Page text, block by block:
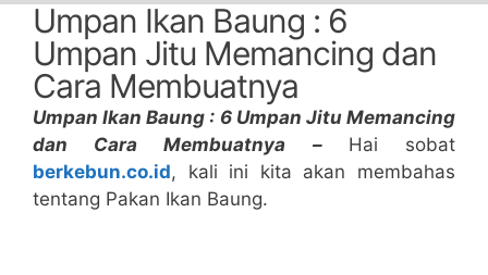
Umpan Ikan Baung : 6
Umpan Jitu Memancing dan
Cara Membuatnya
Umpan Ikan Baung : 6 Umpan Jitu Memancing
dan Cara Membuatnya – Hai sobat
berkebun.co.id, kali ini kita akan membahas
tentang Pakan Ikan Baung.